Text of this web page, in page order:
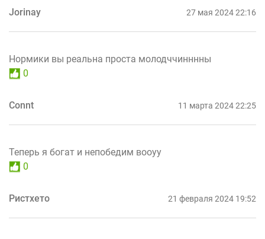
Jorinay 27 мая 2024 22:16
Нормики вы реальна проста молодччинннны
0
Connt 11 марта 2024 22:25
Теперь я богат и непобедим вооуу
0
Ристхето 21 февраля 2024 19:52